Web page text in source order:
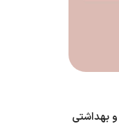
بهداشتی